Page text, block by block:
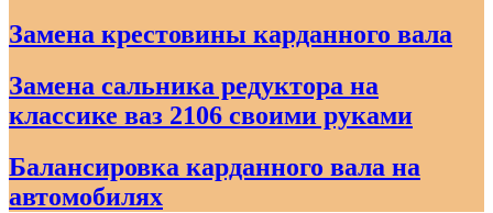
Замена крестовины карданного вала
Замена сальника редуктора на
классике ваз 2106 своими руками
Балансировка карданного вала на
автомобилях